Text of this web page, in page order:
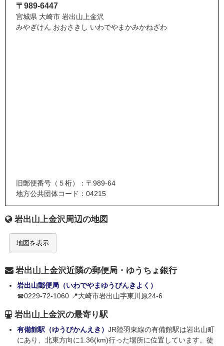
〒989-6447
宮城県 大崎市 岩出山上金沢
みやぎけん おおさきし いわでやまかみかねざわ
旧郵便番号（５桁）：〒989-64
地方公共団体コード：04215
岩出山上金沢周辺の地図
地図を表示
岩出山上金沢近隣の郵便局・ゆうちょ銀行
岩出山郵便局（いわでやまゆうびんきよく）
☎0229-72-1060 📍大崎市岩出山字東川原24-6
岩出山上金沢の最寄り駅
有備館駅（ゆうびかんえき） JR陸羽東線の有備館駅は岩出山町
にあり、北東方向に1.36(km)行った場所に位置しています。徒